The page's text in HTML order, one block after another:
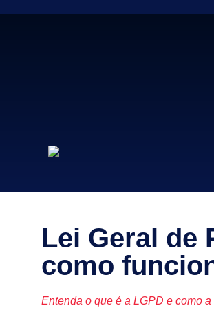
Lei Geral de
como
Entenda o que é a LGPD e como